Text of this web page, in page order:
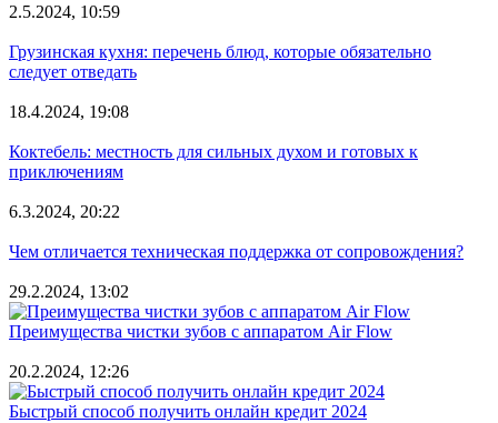
2.5.2024, 10:59
Грузинская кухня: перечень блюд, которые обязательно
следует отведать
18.4.2024, 19:08
Коктебель: местность для сильных духом и готовых к
приключениям
6.3.2024, 20:22
Чем отличается техническая поддержка от сопровождения?
29.2.2024, 13:02
Преимущества чистки зубов с аппаратом Air Flow
20.2.2024, 12:26
Быстрый способ получить онлайн кредит 2024